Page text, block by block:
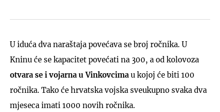
U iduća dva naraštaja povećava se broj ročnika. U
Kninu će se kapacitet povećati na 300, a od kolovoza
otvara se i vojarna u Vinkovcima u kojoj će biti 100
ročnika. Tako će hrvatska vojska sveukupno svaka dva
mjeseca imati 1000 novih ročnika.